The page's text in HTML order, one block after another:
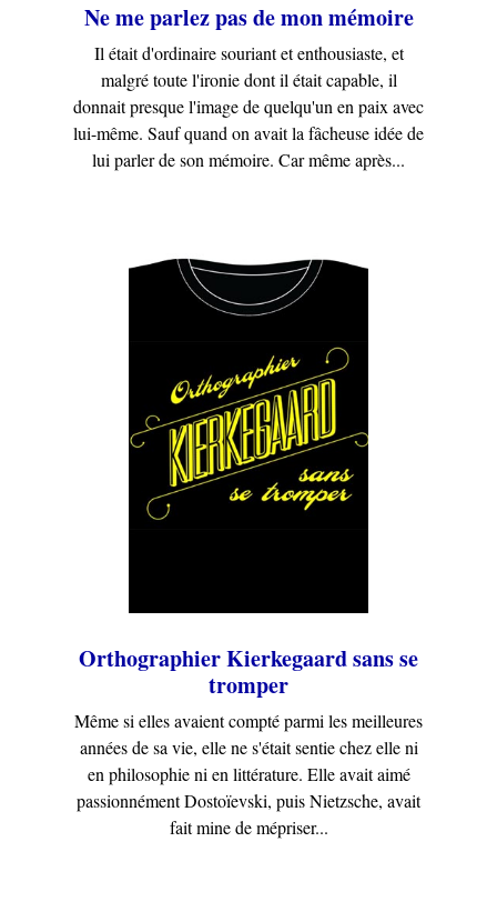
Ne me parlez pas de mon mémoire
Il était d'ordinaire souriant et enthousiaste, et
malgré toute l'ironie dont il était capable, il
donnait presque l'image de quelqu'un en paix avec
lui-même. Sauf quand on avait la fâcheuse idée de
lui parler de son mémoire. Car même après...
Orthographier Kierkegaard sans se
tromper
Même si elles avaient compté parmi les meilleures
années de sa vie, elle ne s'était sentie chez elle ni
en philosophie ni en littérature. Elle avait aimé
passionnément Dostoïevski, puis Nietzsche, avait
fait mine de mépriser...